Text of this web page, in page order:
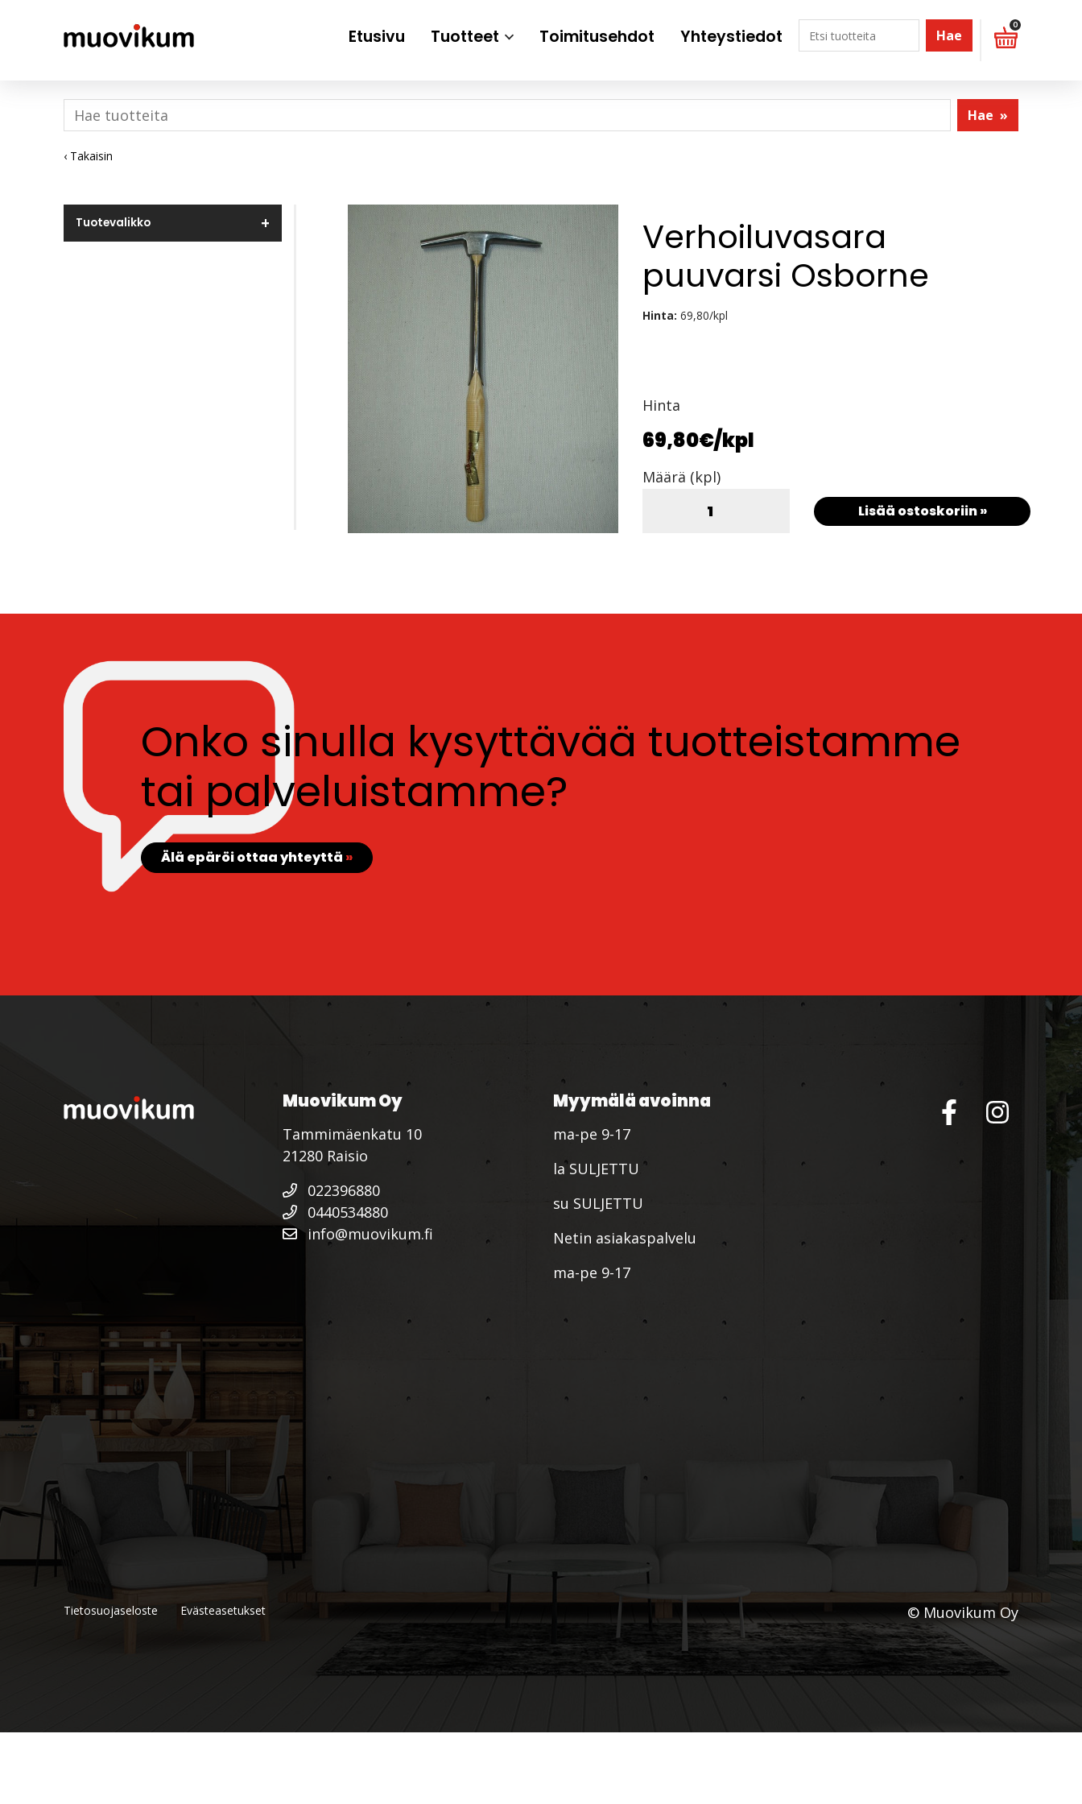
Etusivu Tuotteet Toimitusehdot Yhteystiedot Hae
0
Hae »
‹ Takaisin
Tuotevalikko
Verhoiluvasara
puuvarsi Osborne
Hinta: 69,80/kpl
Hinta
69,80€/kpl
Määrä (kpl)
Lisää ostoskoriin »
Onko sinulla kysyttävää tuotteistamme
tai palveluistamme?
Älä epäröi ottaa yhteyttä »
Muovikum Oy
Tammimäenkatu 10
21280 Raisio
022396880
0440534880
info@muovikum.fi
Myymälä avoinna
ma-pe 9-17
la SULJETTU
su SULJETTU
Netin asiakaspalvelu
ma-pe 9-17
Tietosuojaseloste Evästeasetukset © Muovikum Oy